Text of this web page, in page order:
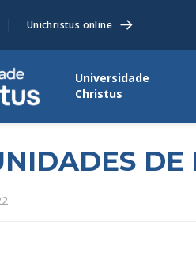
Unichristus online
Universidade
Christus
DE